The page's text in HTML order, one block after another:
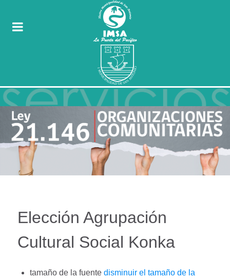
Elección Agrupación
Cultural Social Konka
tamaño de la fuente disminuir el tamaño de la